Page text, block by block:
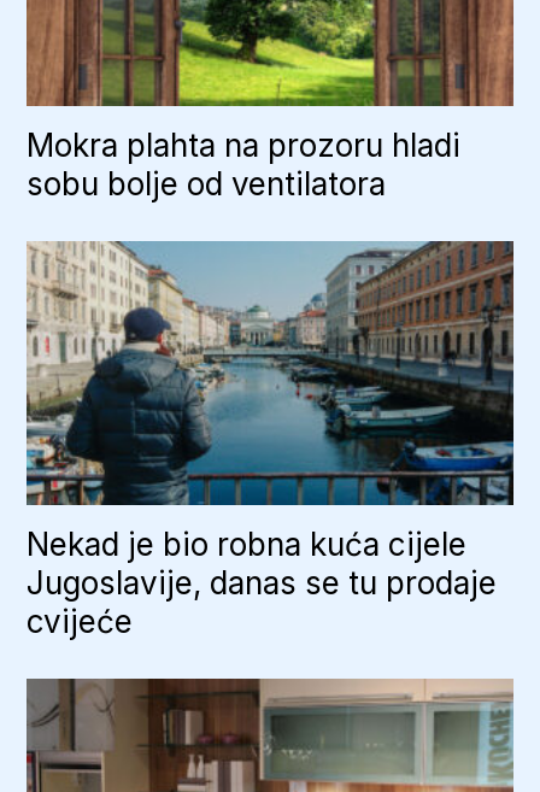
Mokra plahta na prozoru hladi
sobu bolje od ventilatora
Nekad je bio robna kuća cijele
Jugoslavije, danas se tu prodaje
cvijeće